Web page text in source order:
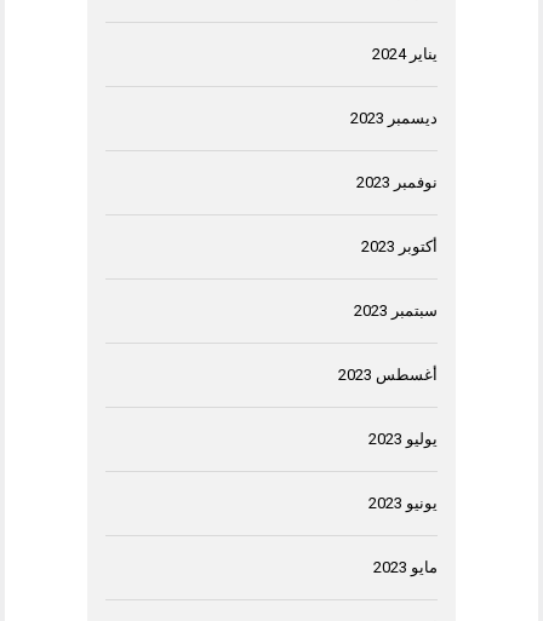
يناير 2024
ديسمبر 2023
نوفمبر 2023
أكتوبر 2023
سبتمبر 2023
أغسطس 2023
يوليو 2023
يونيو 2023
مايو 2023